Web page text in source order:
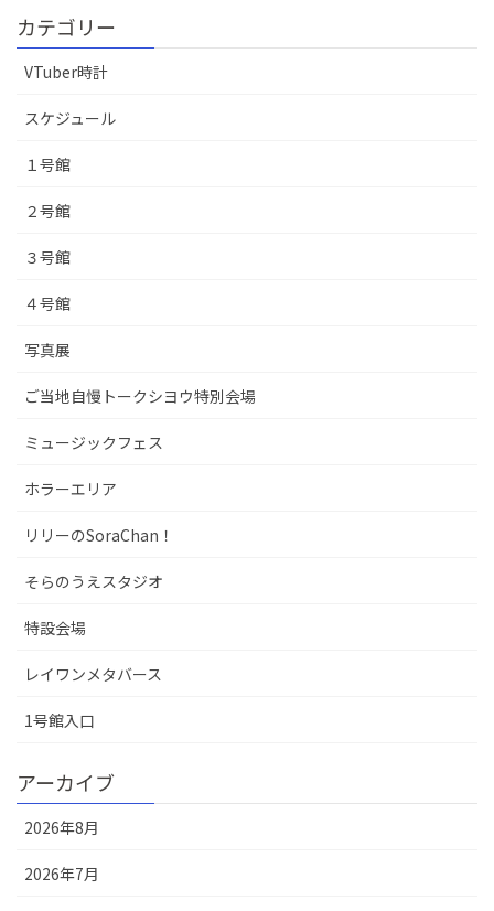
カテゴリー
VTuber時計
スケジュール
１号館
２号館
３号館
４号館
写真展
ご当地自慢トークシヨウ特別会場
ミュージックフェス
ホラーエリア
リリーのSoraChan！
そらのうえスタジオ
特設会場
レイワンメタバース
1号館入口
アーカイブ
2026年8月
2026年7月